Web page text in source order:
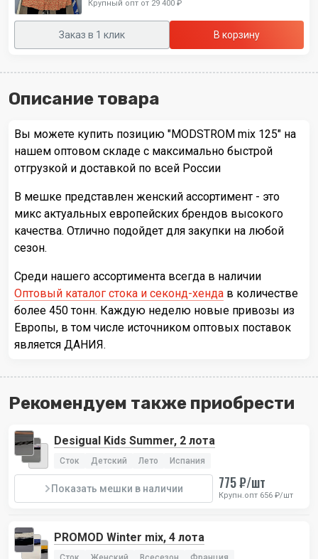
Крупный опт от 29 400 ₽
Заказ в 1 клик В корзину
Описание товара
Вы можете купить позицию "MODSTROM mix 125" на
нашем оптовом складе с максимально быстрой
отгрузкой и доставкой по всей России
В мешке представлен женский ассортимент - это
микс актуальных европейских брендов высокого
качества. Отлично подойдет для закупки на любой
сезон.
Среди нашего ассортимента всегда в наличии
Оптовый каталог стока и секонд-хенда в количестве
более 450 тонн. Каждую неделю новые привозы из
Европы, в том числе источником оптовых поставок
является ДАНИЯ.
Рекомендуем также приобрести
Desigual Kids Summer, 2 лота
Сток Детский Лето Испания
Показать мешки в наличии 775 ₽/шт
Крупн.опт 656 ₽/шт
PROMOD Winter mix, 4 лота